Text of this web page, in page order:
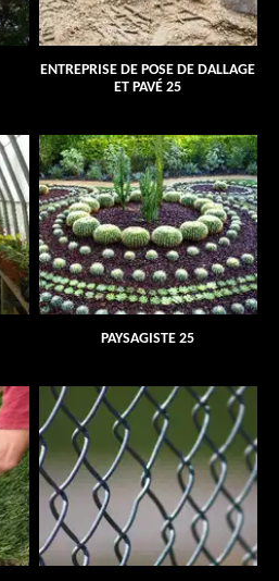
ENTREPRISE DE POSE DE DALLAGE
ET PAVÉ 25
PAYSAGISTE 25